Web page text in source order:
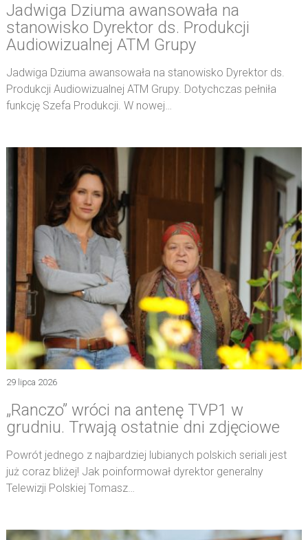
Jadwiga Dziuma awansowała na
stanowisko Dyrektor ds. Produkcji
Audiowizualnej ATM Grupy
Jadwiga Dziuma awansowała na stanowisko Dyrektor ds.
Produkcji Audiowizualnej ATM Grupy. Dotychczas pełniła
funkcję Szefa Produkcji. W nowej…
29 lipca 2026
„Ranczo” wróci na antenę TVP1 w
grudniu. Trwają ostatnie dni zdjęciowe
Powrót jednego z najbardziej lubianych polskich seriali jest
już coraz bliżej! Jak poinformował dyrektor generalny
Telewizji Polskiej Tomasz…